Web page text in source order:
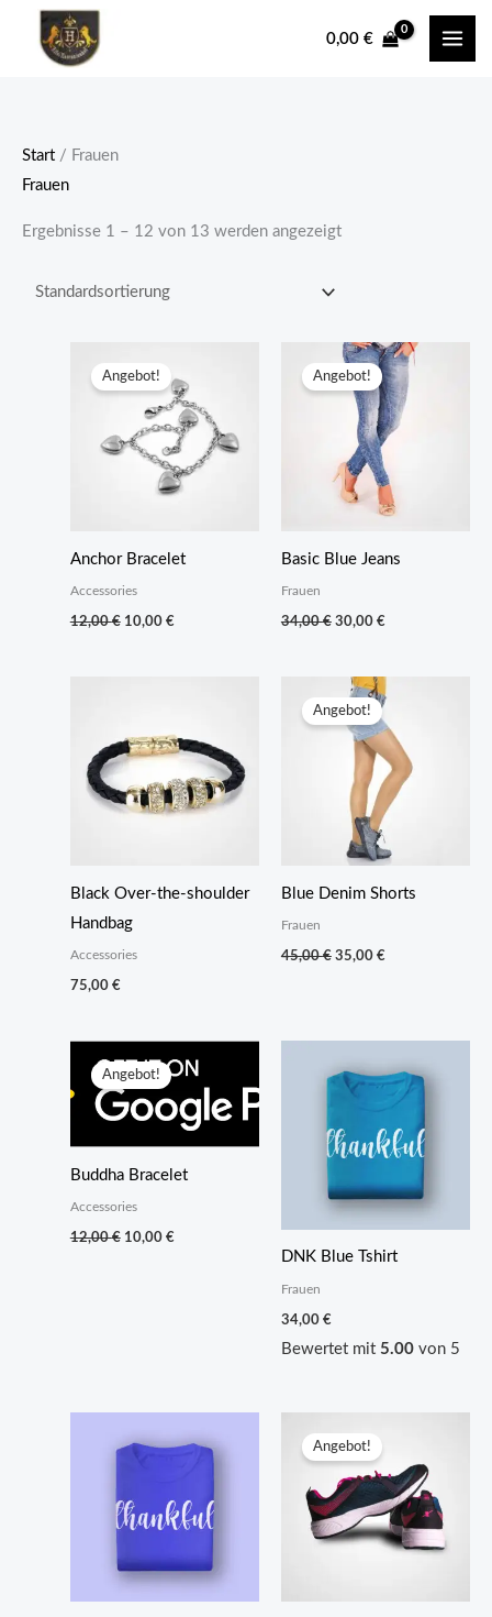
0,00 €
Start / Frauen
Frauen
Ergebnisse 1 – 12 von 13 werden angezeigt
Angebot!
Anchor Bracelet
Accessories
12,00€ Ursprünglicher
Preis
10,00 €Aktueller
Angebot!
Basic Blue Jeans
Frauen
34,00€ Ursprünglicher
Preis
30,00 €Aktueller
Black Over-the-shoulder
Handbag
Accessories
75,00 €
Angebot!
Blue Denim Shorts
Frauen
45,00€ Ursprünglicher
Preis
35,00 €Aktueller
Angebot!
Buddha Bracelet
Accessories
12,00€ Ursprünglicher
Preis
10,00 €Aktueller
DNK Blue Tshirt
Frauen
34,00 €
Bewertet mit 5.00von 5
Angebot!